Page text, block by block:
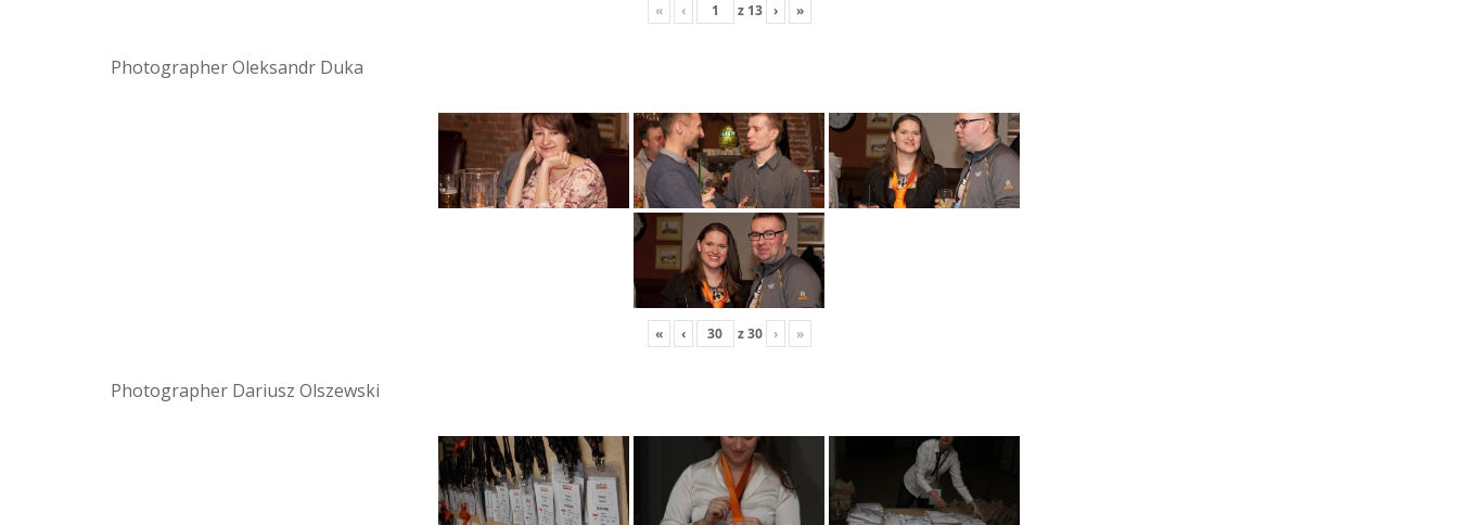
« ‹ z 13 › »
Photographer Oleksandr Duka
« ‹ z30 › »
Photographer Dariusz Olszewski